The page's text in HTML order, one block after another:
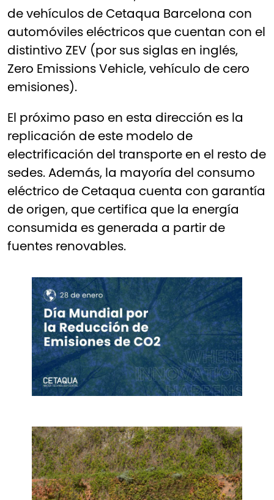
de vehículos de Cetaqua Barcelona con
automóviles eléctricos que cuentan con el
distintivo ZEV (por sus siglas en inglés,
Zero Emissions Vehicle, vehículo de cero
emisiones).
El próximo paso en esta dirección es la
replicación de este modelo de
electrificación del transporte en el resto de
sedes. Además, la mayoría del consumo
eléctrico de Cetaqua cuenta con garantía
de origen, que certifica que la energía
consumida es generada a partir de
fuentes renovables.